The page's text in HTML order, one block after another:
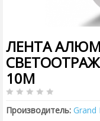
ЛЕНТА
10M
Производитель: Grand